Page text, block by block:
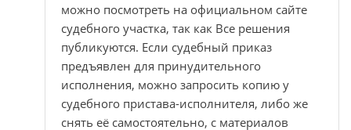
можно посмотреть на официальном сайте
судебного участка, так как Все решения
публикуются. Если судебный приказ
предъявлен для принудительного
исполнения, можно запросить копию у
судебного пристава-исполнителя, либо же
снять её самостоятельно, с материалов